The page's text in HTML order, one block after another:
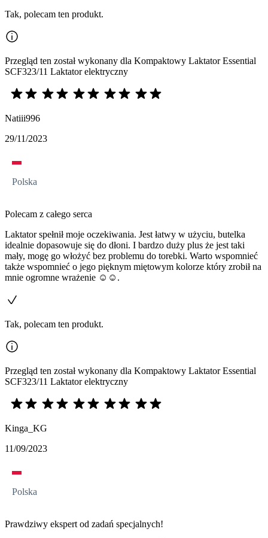
Tak, polecam ten produkt.
Przegląd ten został wykonany dla Kompaktowy Laktator Essential
SCF323/11 Laktator elektryczny
Natiii996
29/11/2023
Polska
Polecam z całego serca
Laktator spełnił moje oczekiwania. Jest łatwy w użyciu, butelka
idealnie dopasowuje się do dłoni. I bardzo duży plus że jest taki
mały, mogę go włożyć bez problemu do torebki. Warto wspomnieć
także wspomnieć o jego pięknym miętowym kolorze który zrobił na
mnie ogromne wrażenie ☺️☺️.
Tak, polecam ten produkt.
Przegląd ten został wykonany dla Kompaktowy Laktator Essential
SCF323/11 Laktator elektryczny
Kinga_KG
11/09/2023
Polska
Prawdziwy ekspert od zadań specjalnych!